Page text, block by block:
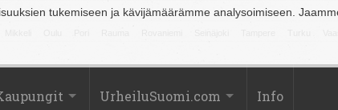
tukemiseen ja kävijämäärämme analysoimiseen.
UrheiluSuomi.com Info